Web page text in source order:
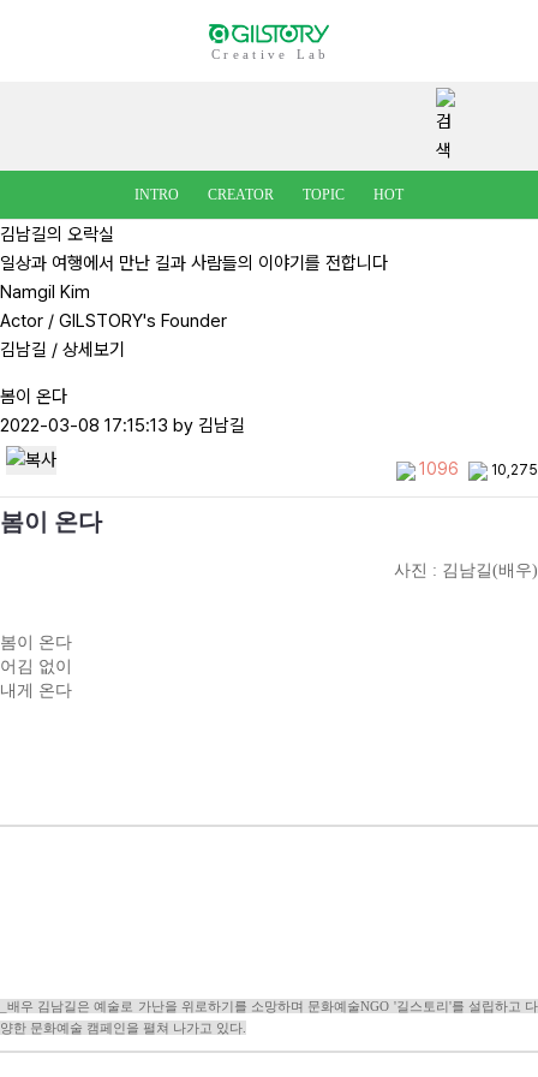
Creative Lab
INTRO CREATOR TOPIC HOT
김남길의 오락실
일상과 여행에서 만난 길과 사람들의 이야기를 전합니다
Namgil Kim
Actor / GILSTORY's Founder
김남길 / 상세보기
봄이 온다
2022-03-08 17:15:13 by 김남길
1096 10,275
봄이 온다
사진 : 김남길(배우)
봄이 온다
어김 없이
내게 온다
_배우 김남길은 예술로 가난을 위로하기를 소망하며 문화예술NGO '길스토리'를 설립하고 다
양한 문화예술 캠페인을 펼쳐 나가고 있다.